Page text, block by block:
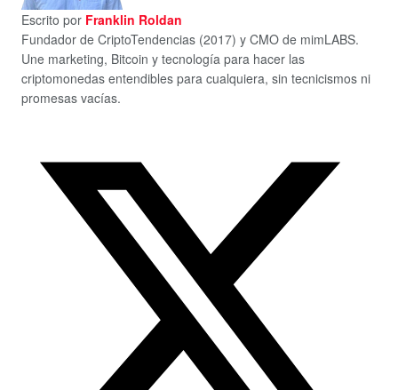
Escrito por Franklin Roldan
Fundador de CriptoTendencias (2017) y CMO de mimLABS.
Une marketing, Bitcoin y tecnología para hacer las
criptomonedas entendibles para cualquiera, sin tecnicismos ni
promesas vacías.